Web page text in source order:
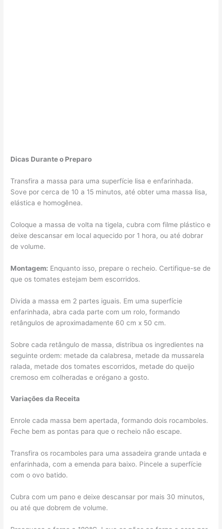
Dicas Durante o Preparo
Transfira a massa para uma superfície lisa e enfarinhada.
Sove por cerca de 10 a 15 minutos, até obter uma massa lisa,
elástica e homogênea.
Coloque a massa de volta na tigela, cubra com filme plástico e
deixe descansar em local aquecido por 1 hora, ou até dobrar
de volume.
Montagem: Enquanto isso, prepare o recheio. Certifique-se de
que os tomates estejam bem escorridos.
Divida a massa em 2 partes iguais. Em uma superfície
enfarinhada, abra cada parte com um rolo, formando
retângulos de aproximadamente 60 cm x 50 cm.
Sobre cada retângulo de massa, distribua os ingredientes na
seguinte ordem: metade da calabresa, metade da mussarela
ralada, metade dos tomates escorridos, metade do queijo
cremoso em colheradas e orégano a gosto.
Variações da Receita
Enrole cada massa bem apertada, formando dois rocamboles.
Feche bem as pontas para que o recheio não escape.
Transfira os rocamboles para uma assadeira grande untada e
enfarinhada, com a emenda para baixo. Pincele a superfície
com o ovo batido.
Cubra com um pano e deixe descansar por mais 30 minutos,
ou até que dobrem de volume.